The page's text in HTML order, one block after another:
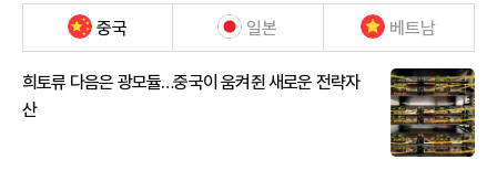
중국 일본 베트남
희토류 다음은 광모듈…중국이 움켜쥔 새로운 전략자
산